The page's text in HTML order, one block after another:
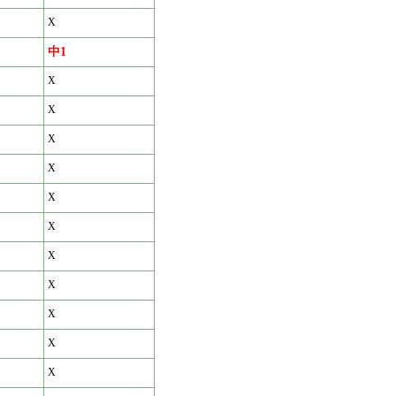
X
中1
X
X
X
X
X
X
X
X
X
X
X